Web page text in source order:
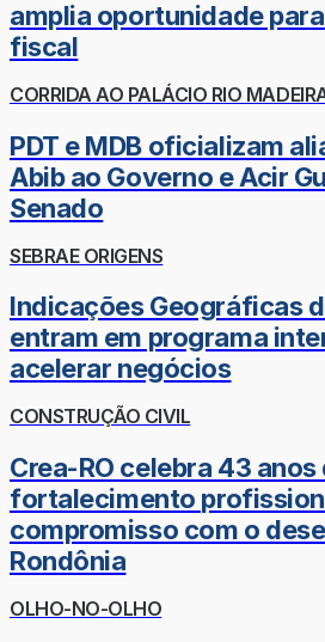
amplia oportunidade
fiscal
CORRIDA AO PALÁCIO RIO
PDT e MDB oficializam
Abib ao Governo e Acir
Senado
SEBRAE ORIGENS
Indicações Geográficas
entram em programa
acelerar negócios
CONSTRUÇÃO CIVIL
Crea-RO celebra 43
fortalecimento
compromisso com o
Rondônia
OLHO-NO-OLHO